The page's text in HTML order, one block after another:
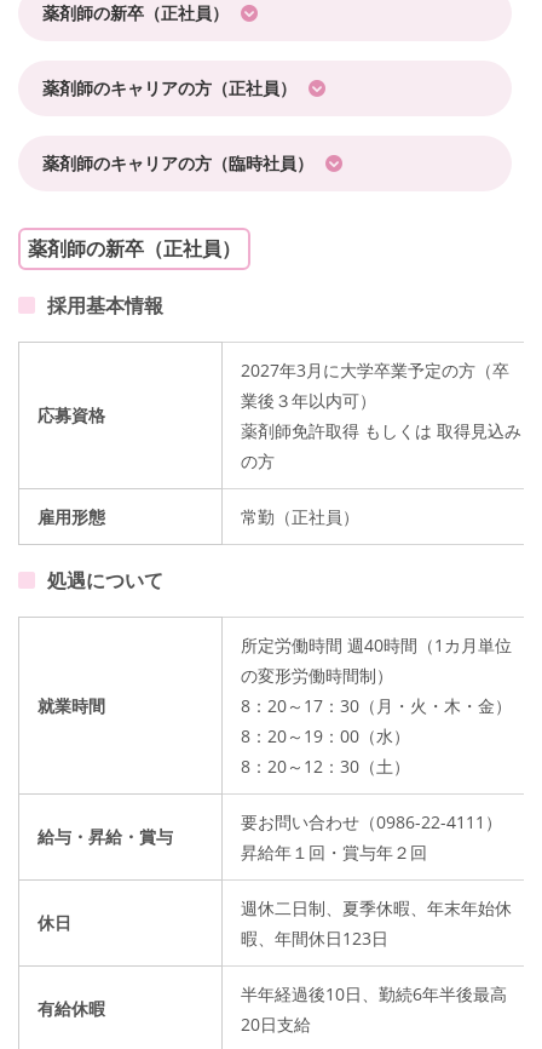
薬剤師の新卒（正社員）
薬剤師のキャリアの方（正社員）
薬剤師のキャリアの方（臨時社員）
薬剤師の新卒（正社員）
採用基本情報
応募資格
2027年3月に大学卒業予定の方（卒
業後３年以内可）
薬剤師免許取得 もしくは 取得見込み
の方
雇用形態 常勤（正社員）
処遇について
就業時間
所定労働時間 週40時間（1カ月単位
の変形労働時間制）
8：20～17：30（月・火・木・金）
8：20～19：00（水）
8：20～12：30（土）
給与・昇給・賞与
要お問い合わせ（0986-22-4111）
昇給年１回・賞与年２回
休日
週休二日制、夏季休暇、年末年始休
暇、年間休日123日
有給休暇
半年経過後10日、勤続6年半後最高
20日支給